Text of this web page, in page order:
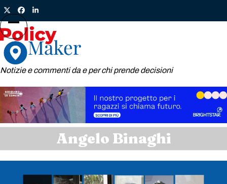
Skip
to
content
TwitterFacebook
LinkedIn
Notizie e commenti da e per chi prende decisioni
Open
mobile
menu
Close
mobile
menu
Angelo Binaghi